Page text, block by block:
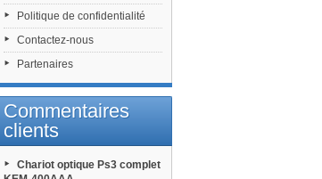
Politique de confidentialité
Contactez-nous
Partenaires
Commentaires
clients
Chariot optique Ps3 complet